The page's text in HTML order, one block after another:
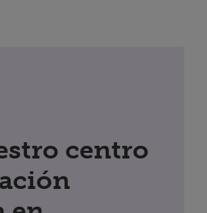
centro